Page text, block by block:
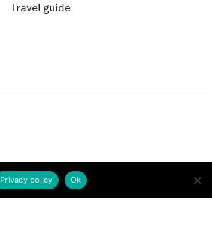
Travel guide
Ok
Privacy policy